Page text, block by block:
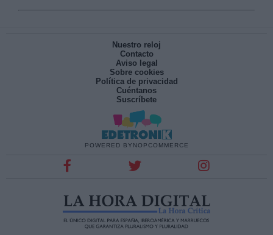
Nuestro reloj
Contacto
Aviso legal
Sobre cookies
Política de privacidad
Cuéntanos
Suscríbete
POWERED BY NOPCOMMERCE